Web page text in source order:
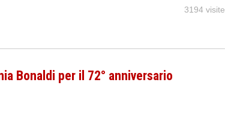
3194 visite
Bonaldi per il 72° anniversario